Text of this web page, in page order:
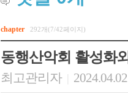
chapter 292개(7/42페이지)
동행산악회 활성화
최고관리자